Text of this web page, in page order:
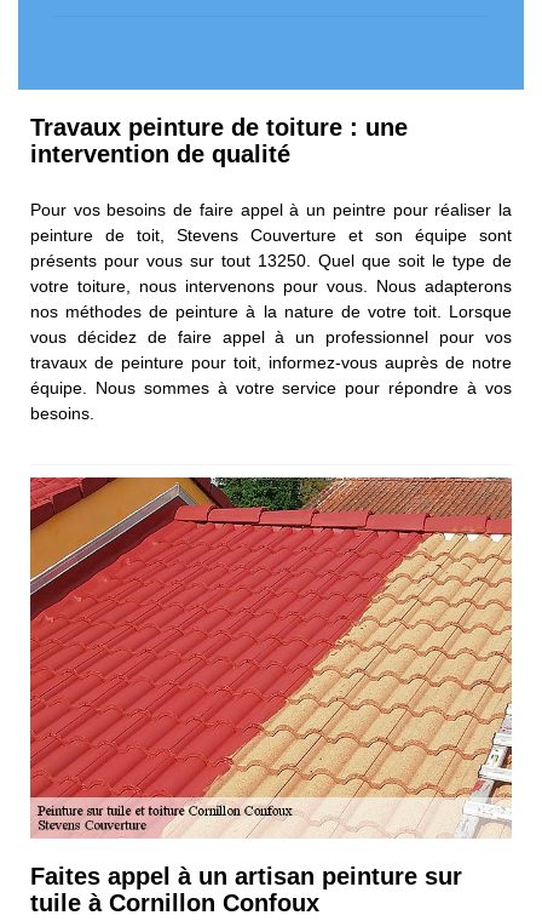
Travaux peinture de toiture : une
intervention de qualité
Pour vos besoins de faire appel à un peintre pour réaliser la
peinture de toit, Stevens Couverture et son équipe sont
présents pour vous sur tout 13250. Quel que soit le type de
votre toiture, nous intervenons pour vous. Nous adapterons
nos méthodes de peinture à la nature de votre toit. Lorsque
vous décidez de faire appel à un professionnel pour vos
travaux de peinture pour toit, informez-vous auprès de notre
équipe. Nous sommes à votre service pour répondre à vos
besoins.
Faites appel à un artisan peinture sur
tuile à Cornillon Confoux